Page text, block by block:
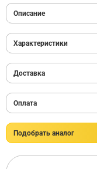
Описание
Характеристики
Доставка
Оплата
Подобрать аналог